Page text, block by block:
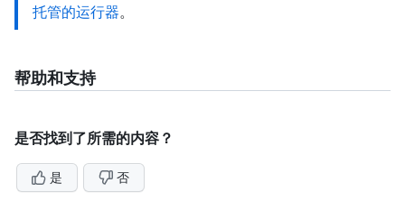
托管的运行器。
帮助和支持
是否找到了所需的内容？
是 否